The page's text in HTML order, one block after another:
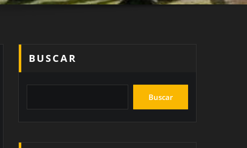
BUSCAR
Buscar